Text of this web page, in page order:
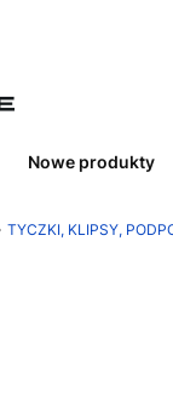
Nowe produkty
TYCZKI, KLIPSY,